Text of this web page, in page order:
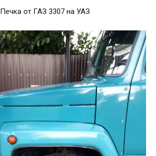
Печка от ГАЗ 3307 на УАЗ